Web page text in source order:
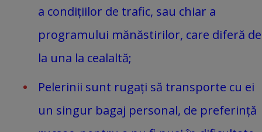
a condițiilor de trafic, sau chiar a
programului mănăstirilor, care diferă de
la una la cealaltă;
Pelerinii sunt rugați să transporte cu ei
un singur bagaj personal, de preferință